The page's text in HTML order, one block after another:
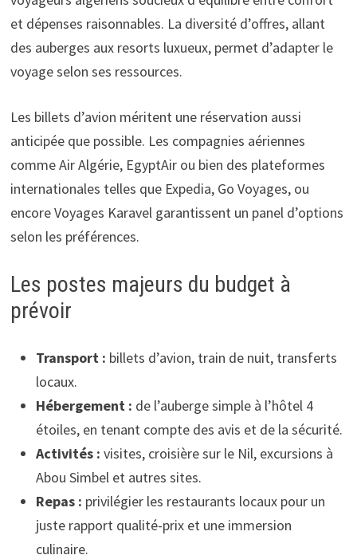
et dépenses raisonnables. La diversité d’offres, allant
des auberges aux resorts luxueux, permet d’adapter le
voyage selon ses ressources.
Les billets d’avion méritent une réservation aussi
anticipée que possible. Les compagnies aériennes
comme Air Algérie, EgyptAir ou bien des plateformes
internationales telles que Expedia, Go Voyages, ou
encore Voyages Karavel garantissent un panel d’options
selon les préférences.
Les postes majeurs du budget à
prévoir
Transport : billets d’avion, train de nuit, transferts
locaux.
Hébergement : de l’auberge simple à l’hôtel 4
étoiles, en tenant compte des avis et de la sécurité.
Activités : visites, croisière sur le Nil, excursions à
Abou Simbel et autres sites.
Repas : privilégier les restaurants locaux pour un
juste rapport qualité-prix et une immersion
culinaire.